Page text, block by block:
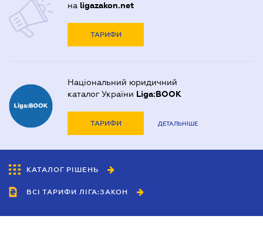
на ligazakon.net
ТАРИФИ
Національний юридичний
каталог України Liga:BOOK
ТАРИФИ ДЕТАЛЬНІШЕ
КАТАЛОГ РІШЕНЬ
ВСІ ТАРИФИ ЛІГА:ЗАКОН